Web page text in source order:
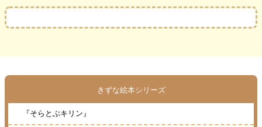
お知らせ
お問合せ
きずな絵本シリーズ
『そらとぶキリン』